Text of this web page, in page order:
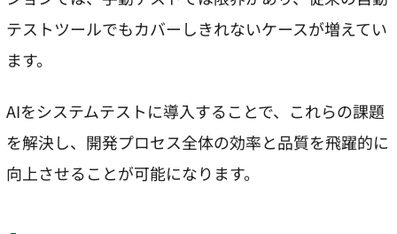
テストツールでもカバーしきれないケースが増えてい
ます。
AIをシステムテストに導入することで、これらの課題
を解決し、開発プロセス全体の効率と品質を飛躍的に
向上させることが可能になります。